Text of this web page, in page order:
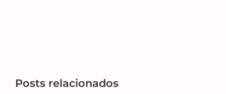
Posts relacionados